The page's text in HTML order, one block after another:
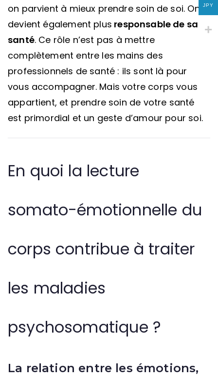
on parvient à mieux prendre soin de soi. On
devient également plus responsable de sa
santé. Ce rôle n’est pas à mettre
complètement entre les mains des
professionnels de santé : ils sont là pour
vous accompagner. Mais votre corps vous
appartient, et prendre soin de votre santé
est primordial et un geste d’amour pour soi.
En quoi la lecture
somato-émotionnelle du
corps contribue à traiter
les maladies
psychosomatique ?
La relation entre les émotions,
JPY